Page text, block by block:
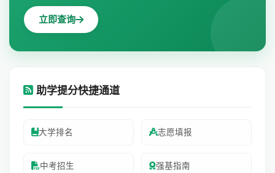
立即查询
助学提分快捷通道
大学排名 志愿填报
中考招生 强基指南